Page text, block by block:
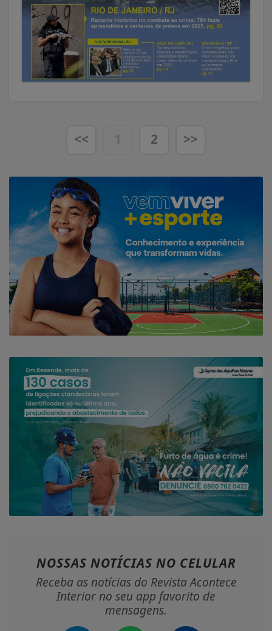
<< 1 2 >>
NOSSAS NOTÍCIAS NO CELULAR
Receba as notícias do Revista Acontece
Interior no seu app favorito de
mensagens.